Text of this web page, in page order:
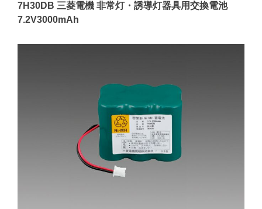
7H30DB 三菱電機 非常灯・誘導灯器具用交換電池
7.2V3000mAh